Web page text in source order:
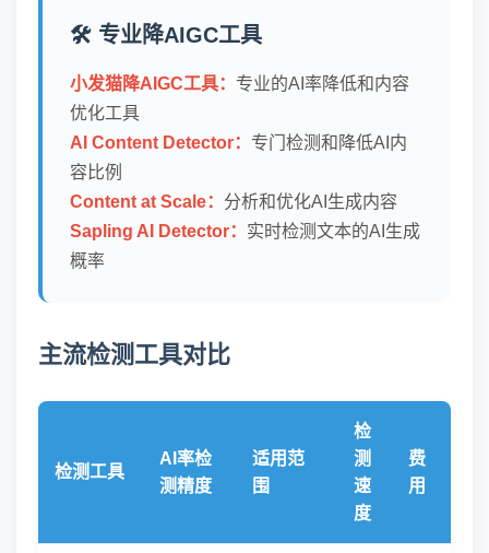
🛠️ 专业降AIGC工具
小发猫降AIGC工具： 专业的AI率降低和内容
优化工具
AI Content Detector： 专门检测和降低AI内
容比例
Content at Scale： 分析和优化AI生成内容
Sapling AI Detector： 实时检测文本的AI生成
概率
主流检测工具对比
检测工具
AI率检
测精度
适用范
围
检
测
速
度
费
用